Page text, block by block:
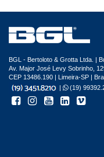
BGL - Bertoloto & Grotta Ltda. |
Av. Major José Levy Sobrinho,
CEP 13486.190 | Limeira-SP |
|
(19)